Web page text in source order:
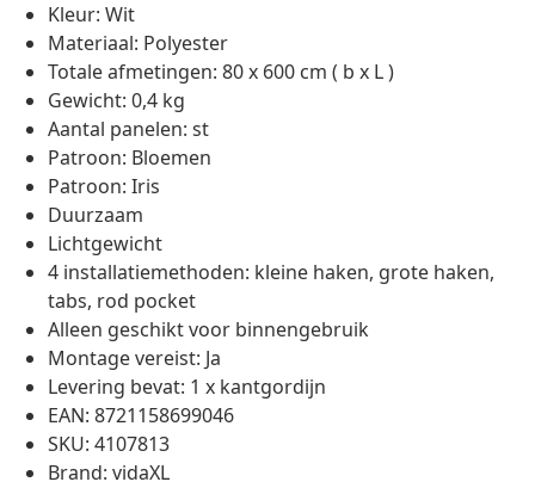
Kleur: Wit
Materiaal: Polyester
Totale afmetingen: 80 x 600 cm ( b x L )
Gewicht: 0,4 kg
Aantal panelen: st
Patroon: Bloemen
Patroon: Iris
Duurzaam
Lichtgewicht
4 installatiemethoden: kleine haken, grote haken,
tabs, rod pocket
Alleen geschikt voor binnengebruik
Montage vereist: Ja
Levering bevat: 1 x kantgordijn
EAN: 8721158699046
SKU: 4107813
Brand: vidaXL